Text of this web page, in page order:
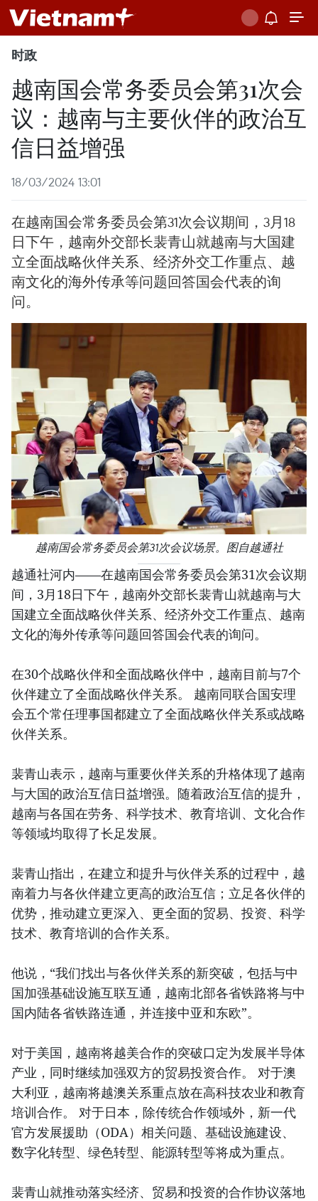
时政
越南国会常务委员会第31次会
议：越南与主要伙伴的政治互
信日益增强
18/03/2024 13:01
在越南国会常务委员会第31次会议期间，3月18
日下午，越南外交部长裴青山就越南与大国建
立全面战略伙伴关系、经济外交工作重点、越
南文化的海外传承等问题回答国会代表的询
问。
越南国会常务委员会第31次会议场景。图自越通社
越通社河内——在越南国会常务委员会第31次会议期
间，3月18日下午，越南外交部长裴青山就越南与大
国建立全面战略伙伴关系、经济外交工作重点、越南
文化的海外传承等问题回答国会代表的询问。
在30个战略伙伴和全面战略伙伴中，越南目前与7个
伙伴建立了全面战略伙伴关系。 越南同联合国安理
会五个常任理事国都建立了全面战略伙伴关系或战略
伙伴关系。
裴青山表示，越南与重要伙伴关系的升格体现了越南
与大国的政治互信日益增强。随着政治互信的提升，
越南与各国在劳务、科学技术、教育培训、文化合作
等领域均取得了长足发展。
裴青山指出，在建立和提升与伙伴关系的过程中，越
南着力与各伙伴建立更高的政治互信；立足各伙伴的
优势，推动建立更深入、更全面的贸易、投资、科学
技术、教育培训的合作关系。
他说，“我们找出与各伙伴关系的新突破，包括与中
国加强基础设施互联互通，越南北部各省铁路将与中
国内陆各省铁路连通，并连接中亚和东欧”。
对于美国，越南将越美合作的突破口定为发展半导体
产业，同时继续加强双方的贸易投资合作。 对于澳
大利亚，越南将越澳关系重点放在高科技农业和教育
培训合作。 对于日本，除传统合作领域外，新一代
官方发展援助（ODA）相关问题、基础设施建设、
数字化转型、绿色转型、能源转型等将成为重点。
裴青山就推动落实经济、贸易和投资的合作协议落地